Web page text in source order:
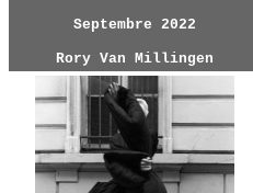
Septembre 2022
Rory Van Millingen